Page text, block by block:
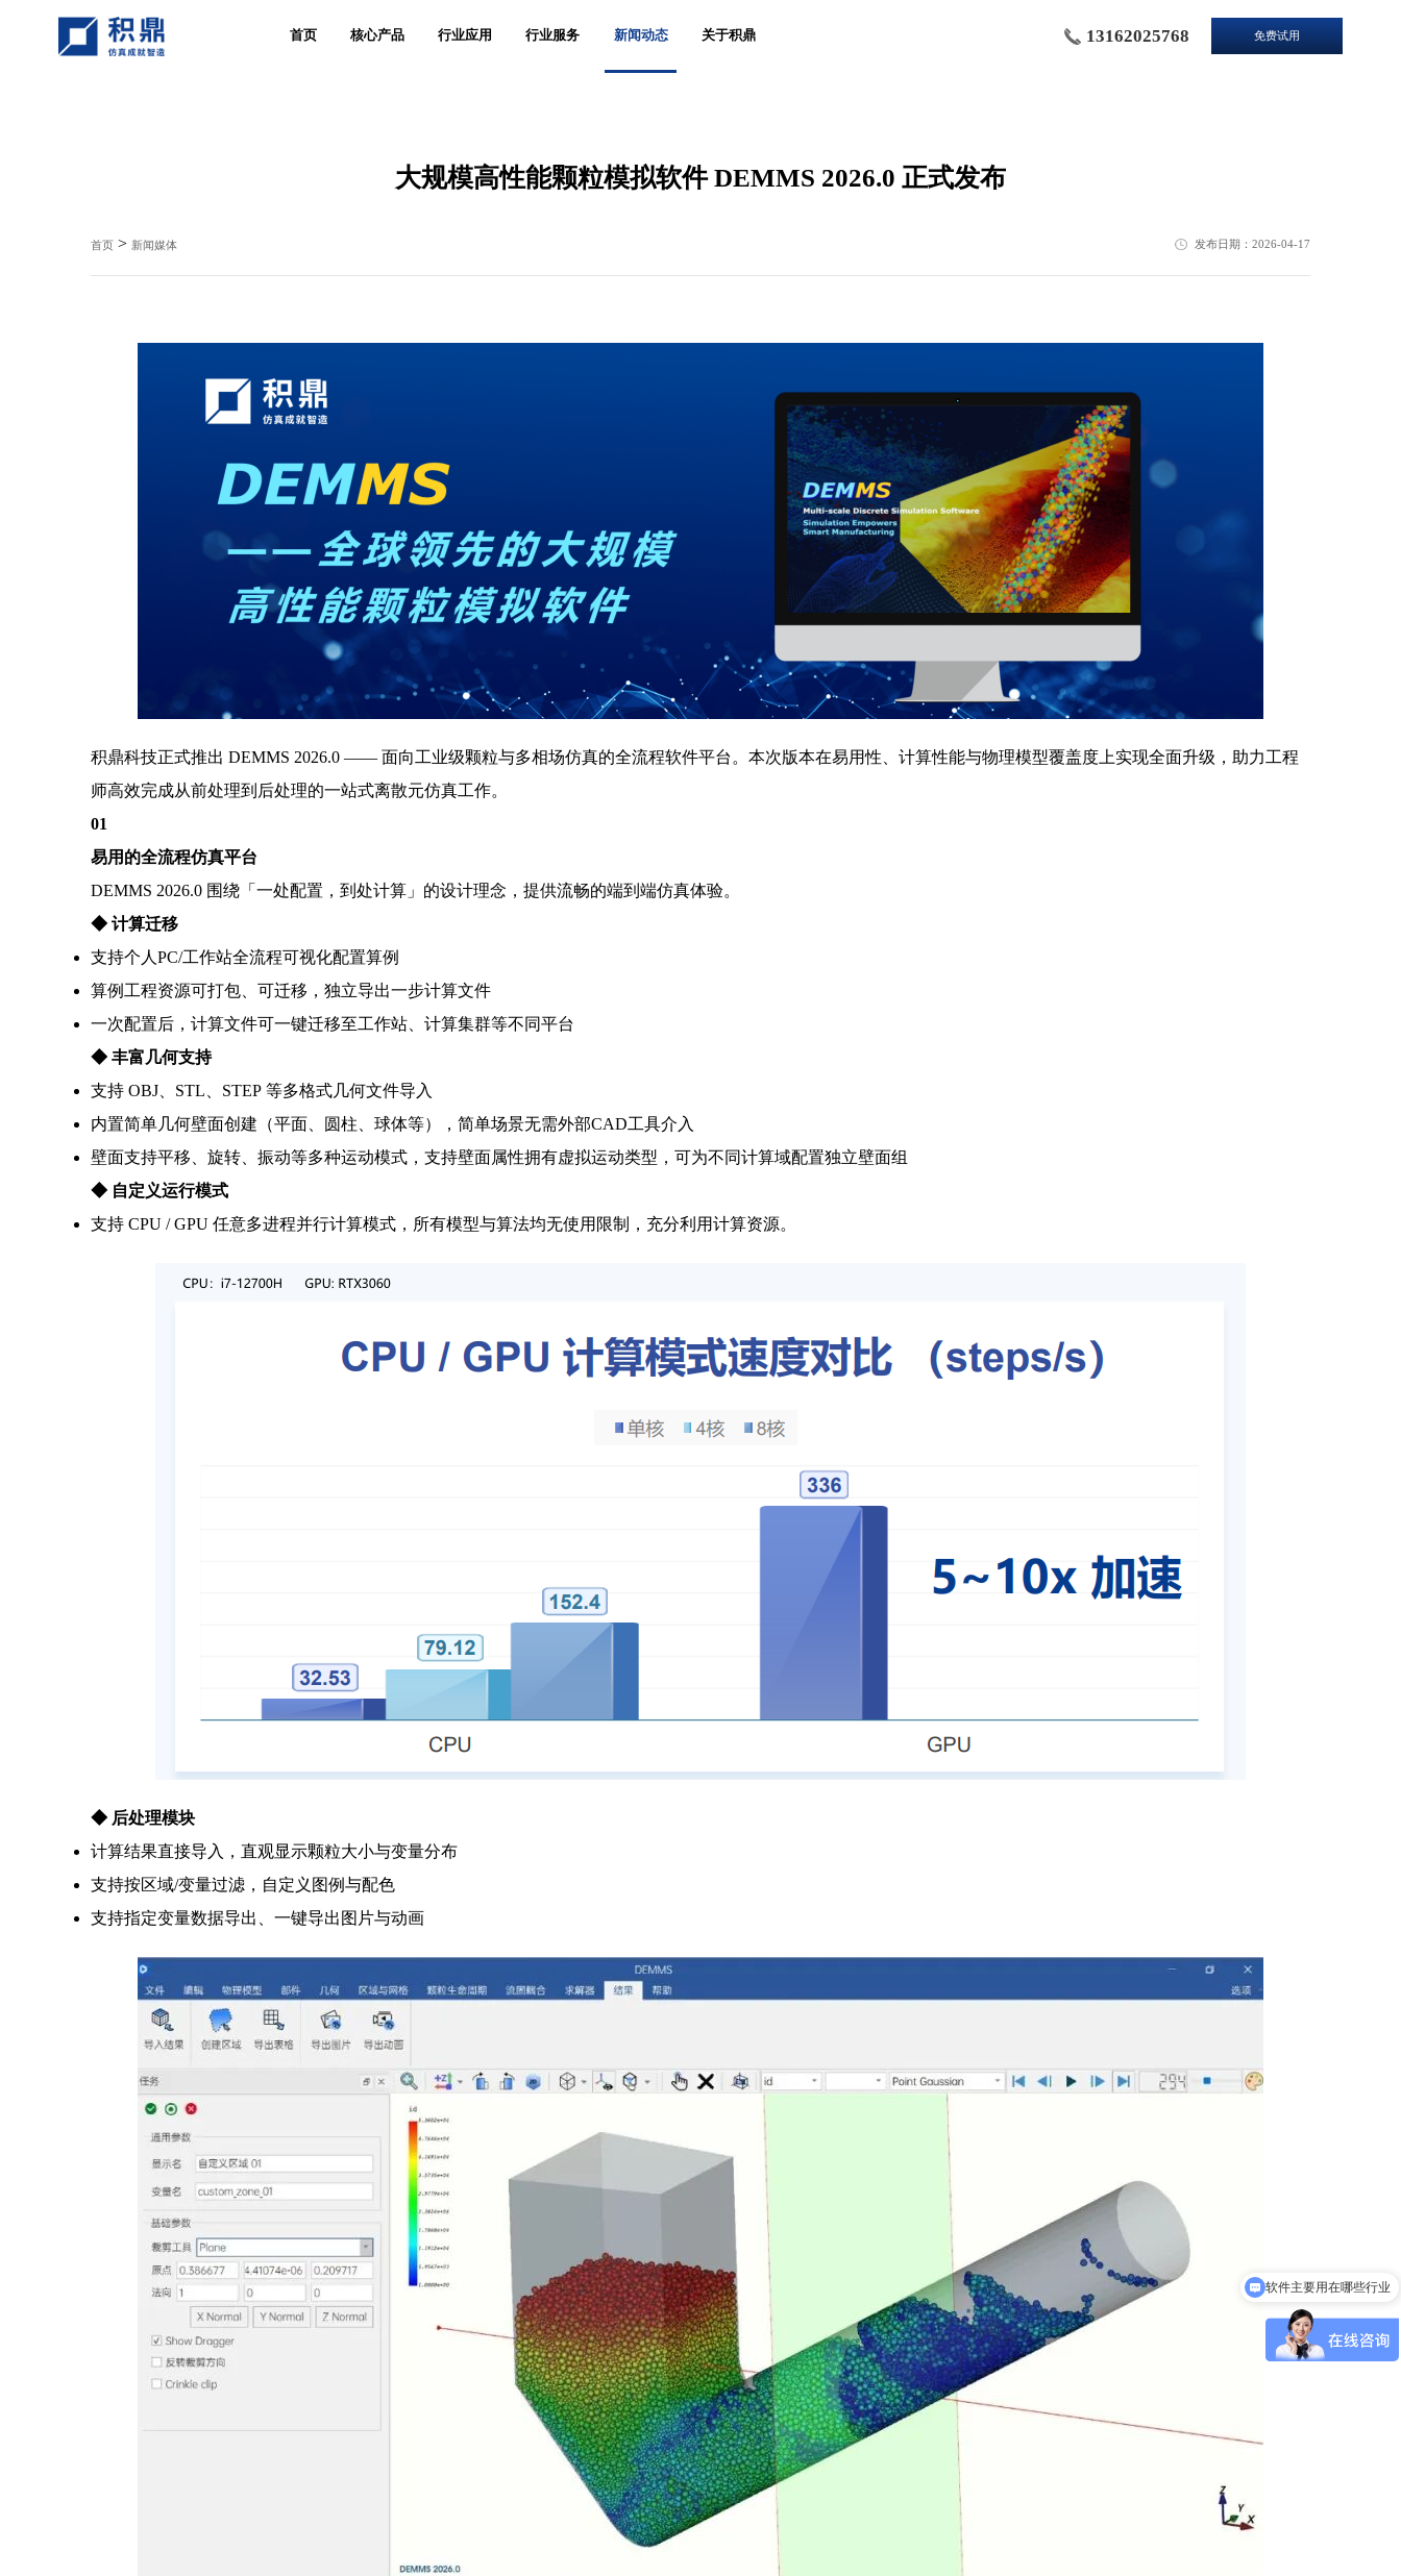
首页 核心产品 行业应用 行业服务 新闻动态 关于积鼎 13162025768 免费试用
大规模高性能颗粒模拟软件 DEMMS 2026.0 正式发布
首页 > 新闻媒体 发布日期：2026-04-17
积鼎科技正式推出 DEMMS 2026.0 —— 面向工业级颗粒与多相场仿真的全流程软件平台。本次版本在易用性、计算性能与物理模型覆盖度上实现全面升级，助力工程
师高效完成从前处理到后处理的一站式离散元仿真工作。
01
易用的全流程仿真平台
DEMMS 2026.0 围绕「一处配置，到处计算」的设计理念，提供流畅的端到端仿真体验。
◆ 计算迁移
支持个人PC/工作站全流程可视化配置算例
算例工程资源可打包、可迁移，独立导出一步计算文件
一次配置后，计算文件可一键迁移至工作站、计算集群等不同平台
◆ 丰富几何支持
支持 OBJ、STL、STEP 等多格式几何文件导入
内置简单几何壁面创建（平面、圆柱、球体等），简单场景无需外部CAD工具介入
壁面支持平移、旋转、振动等多种运动模式，支持壁面属性拥有虚拟运动类型，可为不同计算域配置独立壁面组
◆ 自定义运行模式
支持 CPU / GPU 任意多进程并行计算模式，所有模型与算法均无使用限制，充分利用计算资源。
◆ 后处理模块
计算结果直接导入，直观显示颗粒大小与变量分布
支持按区域/变量过滤，自定义图例与配色
支持指定变量数据导出、一键导出图片与动画
介绍下你们的软件？